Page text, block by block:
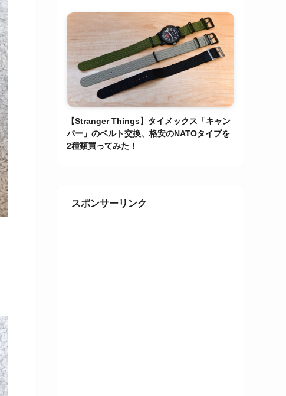
【Stranger Things】タイメックス「キャン
パー」のベルト交換、格安のNATOタイプを
2種類買ってみた！
スポンサーリンク